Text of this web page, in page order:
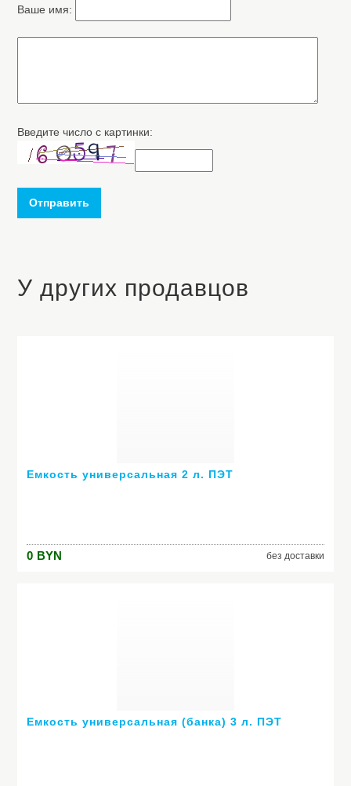
Ваше имя:
Введите число с картинки:
Отправить
У других продавцов
Емкость универсальная 2 л. ПЭТ
0 BYN без доставки
Емкость универсальная (банка) 3 л. ПЭТ